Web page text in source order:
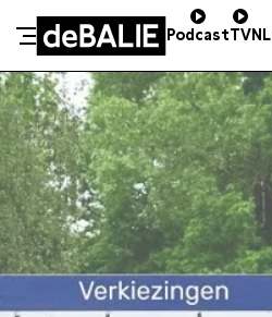
Meteen naar de content
De Balie
PodcastTVNL
SCHENK DIRECT
ZAKELIJK STEUNEN
Kleine-Gartmanplantsoen 10
Kassa
020 5535100
14:00–17:00
Café
020 5535100